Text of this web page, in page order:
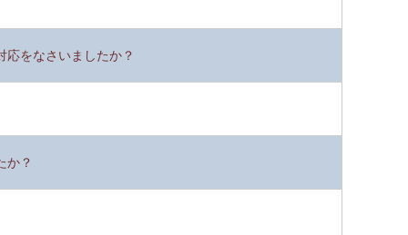
応をなさいましたか？
か？